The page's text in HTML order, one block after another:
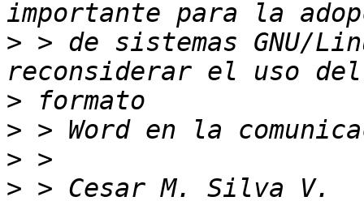
> > de sistemas GNU/
>
>
>
>